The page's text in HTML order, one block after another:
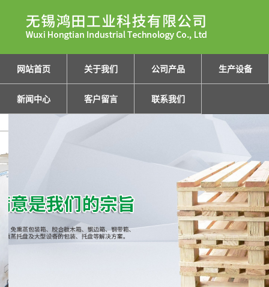
网站首页 关于我们 公司产品 生产设备
新闻中心 客户留言 联系我们